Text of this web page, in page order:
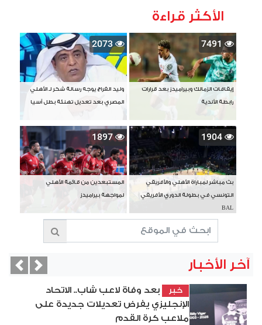
الأكثر قراءة
7491
إيقافات الزمالك وبيراميدز بعد قرارات
رابطة الأندية
2073
وليد الفراج يوجه رسالة شكر لـ الأهلي
المصري بعد تعديل تهنئة بطل آسيا
1904
بث مباشر لمباراة الأهلي والأفريقي
التونسي في بطولة الدوري الأفريقي
BAL
1897
المستبعدين من قائمة الأهلي
لمواجهة بيراميدز
آخر الأخبار
خبر
بعد وفاة لاعب شاب.. الاتحاد
الإنجليزي يفرض تعديلات جديدة على
ملاعب كرة القدم
Next